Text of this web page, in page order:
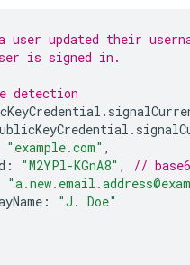
updated their
is signed in.
detection
.
.
"example.com" ,
: "M2YPl-KGnA8" ,
//
:
"J. Doe"